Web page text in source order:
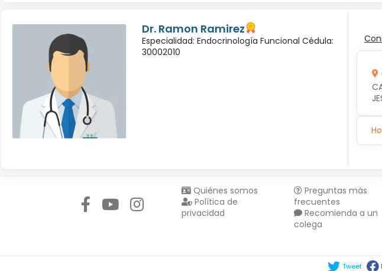
Dr. Ramon Ramirez
Especialidad: Endocrinología Funcional Cédula:
30002010
Quiénes somos
Política de
privacidad
Preguntas más
frecuentes
Recomienda a un
colega
Tweet